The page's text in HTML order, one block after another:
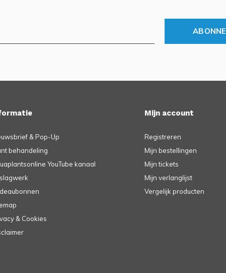
& Pop-Up
behandeling
YouTube kanaal
& Cookies
Mijn account
Registreren
Mijn bestellingen
Mijn tickets
Mijn verlanglijst
Vergelijk producten